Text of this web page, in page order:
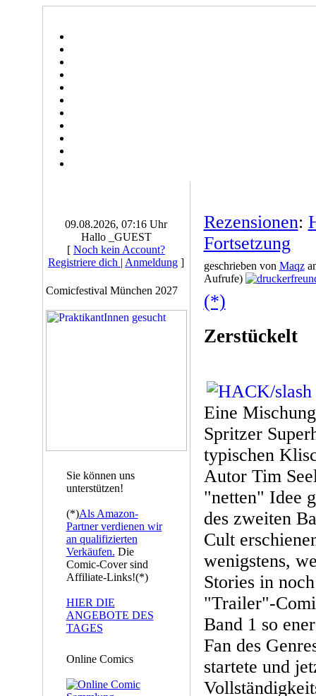
09.08.2026, 07:16 Uhr
Hallo _GUEST
[ Noch kein Account?
Registriere dich | Anmeldung ]
Comicfestival München 2027
Sie können uns
unterstützen!
(*)Als Amazon-
Partner verdienen wir
an qualifizierten
Verkäufen. Die
Comic-Cover sind
Affiliate-Links!(*)
HIER DIE
ANGEBOTE DES
TAGES
Online Comics
Rezensionen:
Fortsetzung
geschrieben von Maqz
Aufrufe)
(*)
Zerstückelt
Eine
Spritzer
typischen
Autor Tim
"netten" Idee
des zweiten
Cult
wenigstens,
Stories in
"Trailer"-
Band 1 so
Fan des
startete und